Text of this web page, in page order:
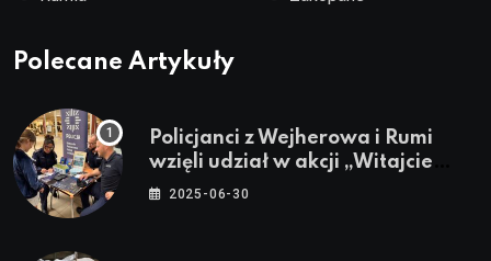
Polecane Artykuły
Policjanci z Wejherowa i Rumi
wzięli udział w akcji „Witajcie
Wakacje”
2025-06-30